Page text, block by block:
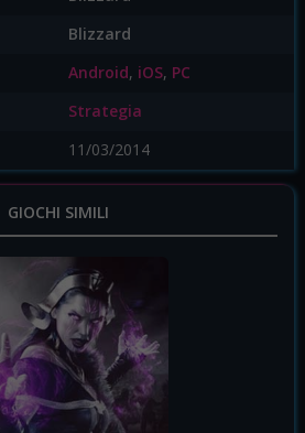
Blizzard
Android, iOS, PC
Strategia
11/03/2014
GIOCHI SIMILI